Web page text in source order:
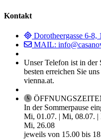
Kontakt
Dorotheergasse 6-8,
MAIL:
Unser Telefon ist in der
besten erreichen Sie
vienna.at.
In der Sommerpause
Mi, 01.07. | Mi, 08.07.
Mi, 26.08
jeweils von 15.00 bis